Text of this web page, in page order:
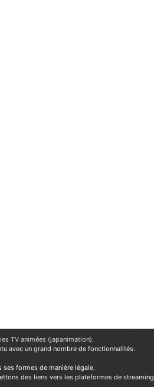
TV animées (japanimation).
avec un grand nombre de fonctionnalités.
formes de manière légale.
des liens vers les plateformes de streaming